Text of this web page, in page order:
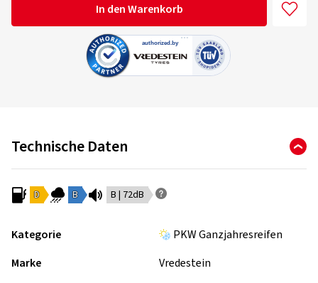
In den Warenkorb
Technische Daten
D B B | 72dB
Kategorie
PKW Ganzjahresreifen
Marke
Vredestein